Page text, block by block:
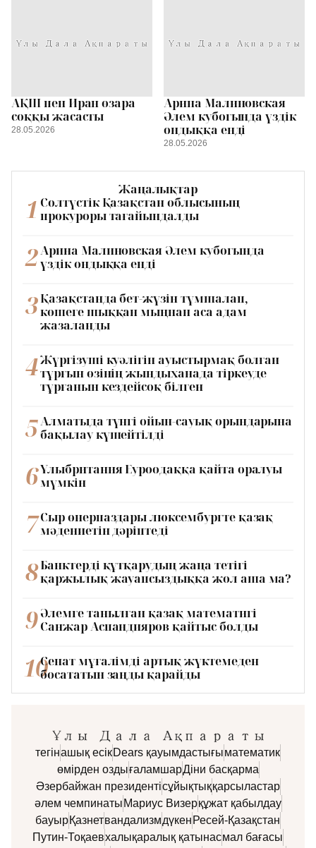
АҚШ пен Иран өзара
соққы жасасты
28.05.2026
Арина Малиновская
Әлем кубогында үздік
ондыққа енді
28.05.2026
Жаңалықтар
1 Солтүстік Қазақстан облысының
прокуроры тағайындалды
2Арина Малиновская Әлем кубогында
үздік ондыққа енді
3 Қазақстанда бет-жүзін тұмшалап,
көшеге шыққан мыңнан аса адам
жазаланды
4Жүргізуші куәлігін ауыстырмақ болған
тұрғын өзінің жындыханада тіркеуде
тұрғанын кездейсоқ білген
5Алматыда түнгі ойын-сауық орындарына
бақылау күшейтілді
6Ұлыбритания Еуроодаққа қайта оралуы
мүмкін
7 Сыр өнерпаздары люксембургте қазақ
мәдениетін дәріптеді
8 Банктерді құтқарудың жаңа тетігі
қаржылық жауапсыздыққа жол аша ма?
9 Әлемге танылған қазақ математигі
Санжар Аспандияров қайтыс болды
10Сенат мұғалімді артық жүктемеден
босататын заңды қарайды
тегінашық есікDears қауымдастығыматематик
өмірден оздығаламшарДіни басқарма
Әзербайжан президентісұйықтыққарсыластар
әлем чемпинаты Мариус Визерқұжат қабылдау
бауырҚазнетвандализмдүкен Ресей-Қазақстан
Путин-Тоқаевхалықаралық қатынасмал бағасы